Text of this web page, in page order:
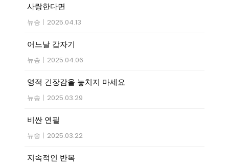
사랑한다면
뉴송 | 2025.04.13
어느날 갑자기
뉴송 | 2025.04.06
영적 긴장감을 놓치지 마세요
뉴송 | 2025.03.29
비싼 연필
뉴송 | 2025.03.22
지속적인 반복